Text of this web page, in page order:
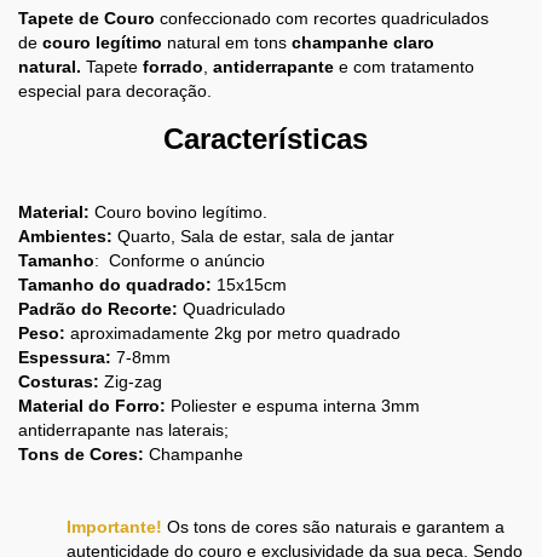
Tapete de Couro confeccionado com recortes quadriculados
de couro legítimo natural em tons champanhe claro
natural. Tapete forrado, antiderrapante e com tratamento
especial para decoração.
Características
Material: Couro bovino legítimo.
Ambientes: Quarto, Sala de estar, sala de jantar
Tamanho: Conforme o anúncio
Tamanho do quadrado: 15x15cm
Padrão do Recorte: Quadriculado
Peso: aproximadamente 2kg por metro quadrado
Espessura: 7-8mm
Costuras: Zig-zag
Material do Forro: Poliester e espuma interna 3mm
antiderrapante nas laterais;
Tons de Cores: Champanhe
Importante! Os tons de cores são naturais e garantem a
autenticidade do couro e exclusividade da sua peça. Sendo